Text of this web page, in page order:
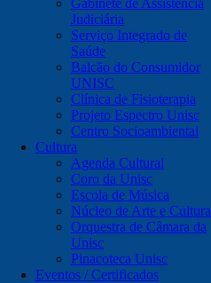
Gabinete de Assistência
Judiciária
Serviço Integrado de
Saúde
Balcão do Consumidor
UNISC
Clínica de Fisioterapia
Projeto Espectro Unisc
Centro Socioambiental
Cultura
Agenda Cultural
Coro da Unisc
Escola de Música
Núcleo de Arte e Cultura
Orquestra de Câmara da
Unisc
Pinacoteca Unisc
Eventos / Certificados